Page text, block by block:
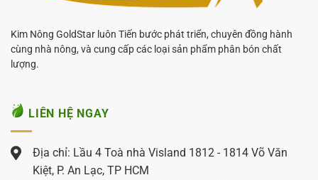
Kim Nông GoldStar luôn Tiến bước phát triển, chuyên đồng hành
cùng nhà nông, và cung cấp các loại sản phẩm phân bón chất
lượng.
LIÊN HỆ NGAY
Địa chỉ: Lầu 4 Toà nhà Visland 1812 - 1814 Võ Văn
Kiệt, P. An Lạc, TP HCM